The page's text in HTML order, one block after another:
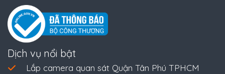
Dịch vụ nổi bật
Lắp camera quan sát Quận Tân Phú TPHCM